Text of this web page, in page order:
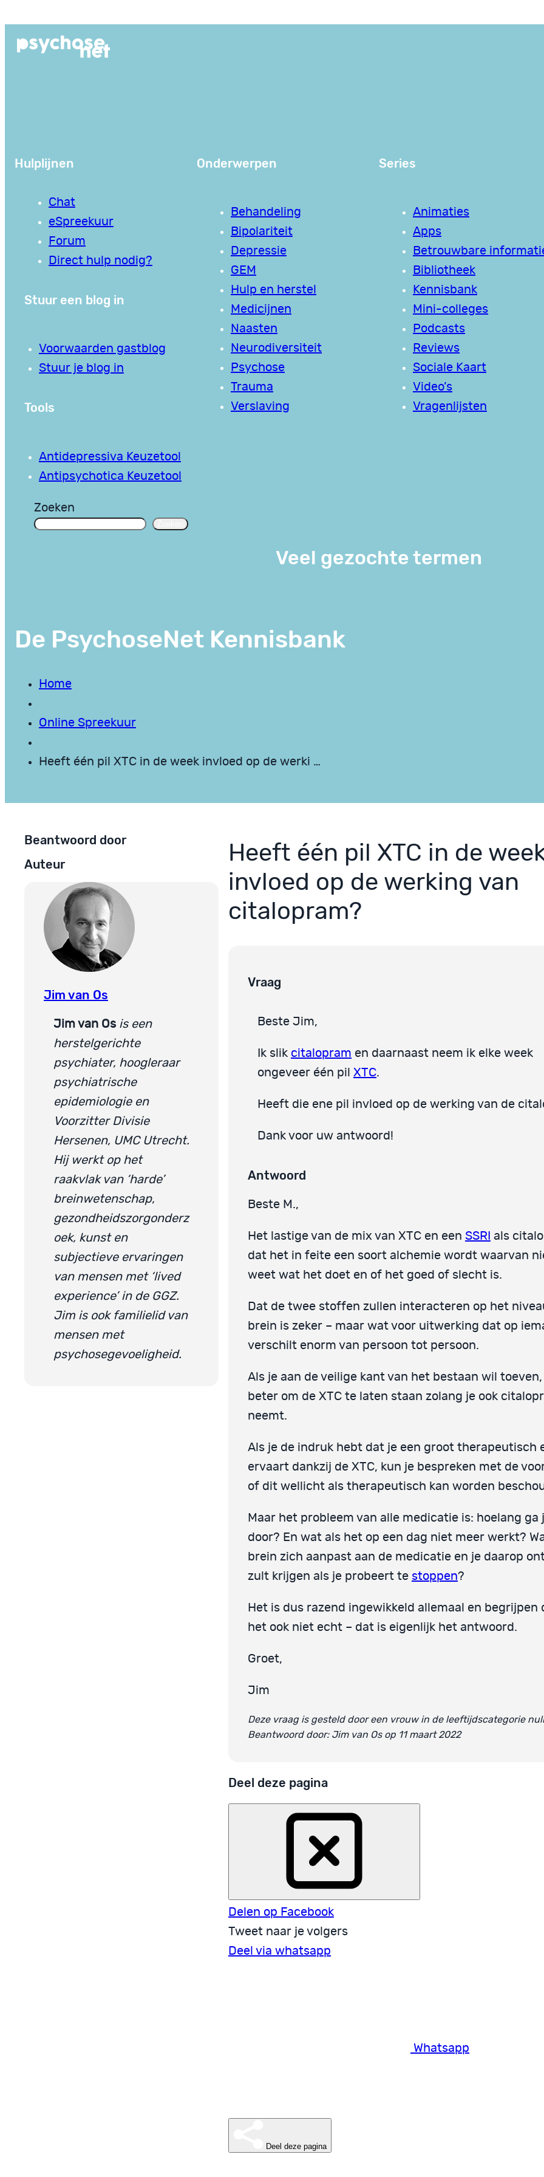
de
Hulplijnen
Chat
eSpreekuur
Forum
Direct hulp nodig?
Stuur een blog in
Voorwaarden gastblog
Stuur je blog in
Tools
Antidepressiva Keuzetool
Antipsychotica Keuzetool
Onderwerpen
Behandeling
Bipolariteit
Depressie
GEM
Hulp en herstel
Medicijnen
Naasten
Neurodiversiteit
Psychose
Trauma
Verslaving
Series
Animaties
Apps
Betrouwbare
Bibliotheek
Kennisbank
Mini-colleges
Podcasts
Reviews
Sociale Kaart
Video’s
Vragenlijsten
Zoeken
Veel gezochte termen
De PsychoseNet Kennisbank
Home
Online Spreekuur
Heeft één pil XTC in de week invloed op de werki …
Beantwoord door
Auteur
Jim van Os
Jim van Os is een
herstelgerichte
psychiater, hoogleraar
psychiatrische
epidemiologie en
Voorzitter Divisie
Hersenen, UMC Utrecht.
Hij werkt op het
raakvlak van ‘harde’
breinwetenschap,
gezondheidszorgonderz
oek, kunst en
subjectieve ervaringen
van mensen met ‘lived
experience’ in de GGZ.
Jim is ook familielid van
mensen met
psychosegevoeligheid.
Heeft één pil XTC in de
invloed op de werking van
citalopram?
Vraag
Beste Jim,
Ik slik citalopram en daarnaast neem ik elke week
ongeveer één pil XTC.
Heeft die ene pil invloed op de werking van de
Dank voor uw antwoord!
Antwoord
Beste M.,
Het lastige van de mix van XTC en een SSRI als
dat het in feite een soort alchemie wordt waarvan
weet wat het doet en of het goed of slecht is.
Dat de twee stoffen zullen interacteren op het
brein is zeker – maar wat voor uitwerking dat op
verschilt enorm van persoon tot persoon.
Als je aan de veilige kant van het bestaan wil
beter om de XTC te laten staan zolang je ook
neemt.
Als je de indruk hebt dat je een groot therapeutisch
ervaart dankzij de XTC, kun je bespreken met de
of dit wellicht als therapeutisch kan worden
Maar het probleem van alle medicatie is: hoelang ga
door? En wat als het op een dag niet meer werkt?
brein zich aanpast aan de medicatie en je daarop
zult krijgen als je probeert te stoppen?
Het is dus razend ingewikkeld allemaal en begrijpen
het ook niet echt – dat is eigenlijk het antwoord.
Groet,
Jim
Deze vraag is gesteld door een vrouw in de leeftijdscategorie null
Beantwoord door: Jim van Os op 11 maart 2022
Deel deze pagina
Delen op Facebook
Tweet naar je volgers
Deel via whatsapp
Whatsapp
Deel deze pagina